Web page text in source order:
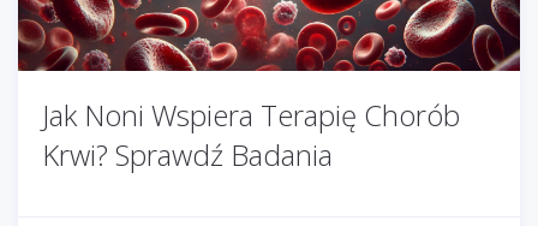
Jak Noni Wspiera Terapię Chorób
Krwi? Sprawdź Badania